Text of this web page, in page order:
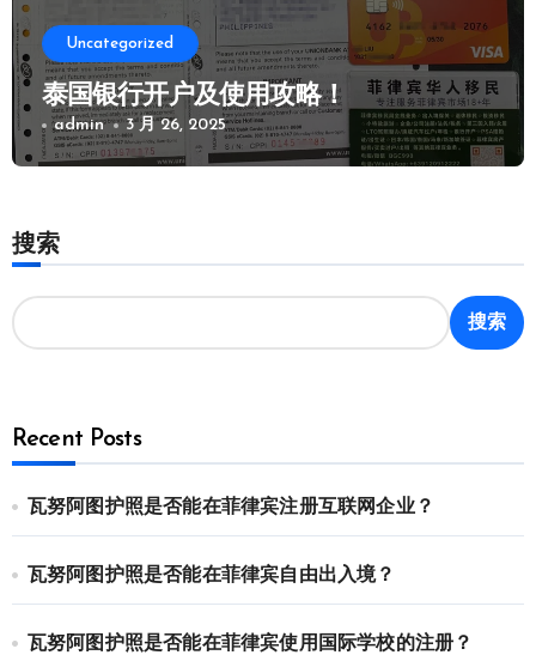
Uncategorized
泰国银行开户及使用攻略！
admin 3 月 26, 2025
搜索
搜索
Recent Posts
瓦努阿图护照是否能在菲律宾注册互联网企业？
瓦努阿图护照是否能在菲律宾自由出入境？
瓦努阿图护照是否能在菲律宾使用国际学校的注册？